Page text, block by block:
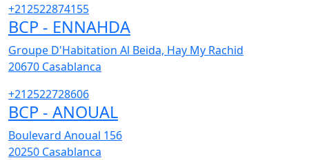
+212522874155
BCP - ENNAHDA
Groupe D'Habitation Al Beida, Hay My Rachid
20670 Casablanca
+212522728606
BCP - ANOUAL
Boulevard Anoual 156
20250 Casablanca